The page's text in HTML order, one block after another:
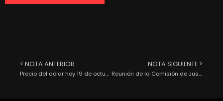
< NOTA ANTERIOR
Precio del dólar hoy 19 de octubre de 2022
NOTA SIGUIENTE >
Reunión de la Comisión de Justicia de la XVII Legislatura